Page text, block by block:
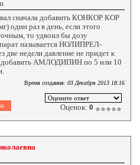
сначала добавить КОНКОР КОР
один раз в день, если этого
то удвоил бы дозу
называется НОЛИПРЕЛ-
две недели давление не придет к
добавить АМЛОДИПИН по 5 или 10
Время создания: 03 Декабря 2013 18:16
Оценок: 0